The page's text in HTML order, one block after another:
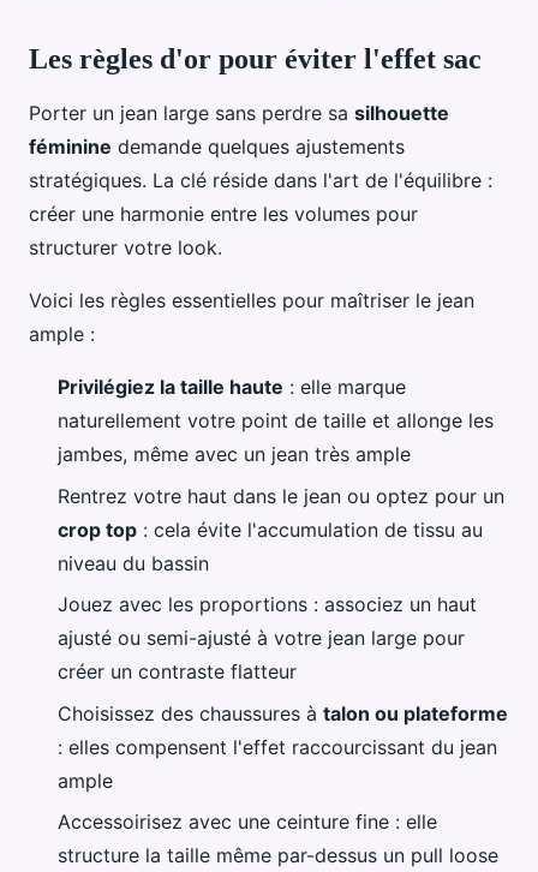
Les règles d'or pour éviter l'effet sac
Porter un jean large sans perdre sa silhouette
féminine demande quelques ajustements
stratégiques. La clé réside dans l'art de l'équilibre :
créer une harmonie entre les volumes pour
structurer votre look.
Voici les règles essentielles pour maîtriser le jean
ample :
Privilégiez la taille haute : elle marque
naturellement votre point de taille et allonge les
jambes, même avec un jean très ample
Rentrez votre haut dans le jean ou optez pour un
crop top : cela évite l'accumulation de tissu au
niveau du bassin
Jouez avec les proportions : associez un haut
ajusté ou semi-ajusté à votre jean large pour
créer un contraste flatteur
Choisissez des chaussures à talon ou plateforme
: elles compensent l'effet raccourcissant du jean
ample
Accessoirisez avec une ceinture fine : elle
structure la taille même par-dessus un pull loose